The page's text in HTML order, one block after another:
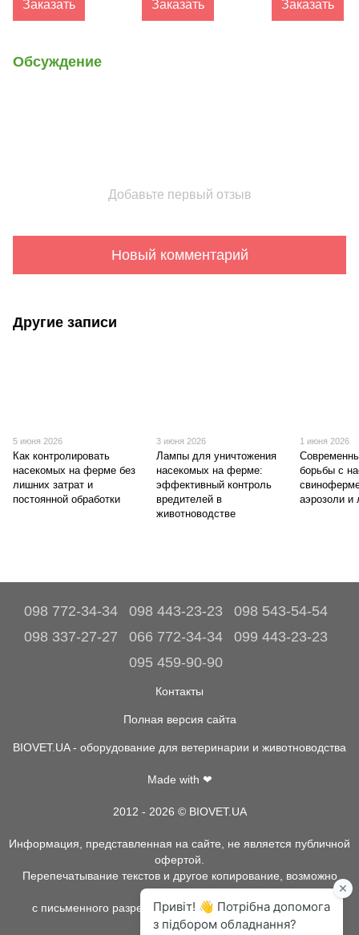
Заказать Заказать Заказать
Обсуждение
Добавьте первый отзыв
Новый комментарий
Другие записи
5 июня 2026
Как контролировать
насекомых на ферме без
лишних затрат и
постоянной обработки
3 июня 2026
Лампы для уничтожения
насекомых на ферме:
эффективный контроль
вредителей в
животноводстве
1 июня 2026
борьбы с
аэрозоли и
098 772-34-34 098 443-23-23
098 543-54-54
098 337-27-27
066 772-34-34
099 443-23-23
095 459-90-90
Контакты
Полная версия сайта
BIOVET.UA - оборудование для ветеринарии и животноводства
Made with ❤
2012 - 2026 © BIOVET.UA
Информация, представленная на сайте, не является публичной
офертой.
Перепечатывание текстов и другое копирование, возможно
только
с письменного разрешения администрации BIOVET.UA.